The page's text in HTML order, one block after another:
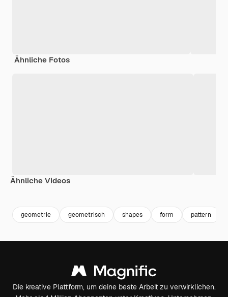
Ähnliche Fotos
Ähnliche Videos
geometrie geometrisch shapes form pattern
Die kreative Plattform, um deine beste Arbeit zu verwirklichen.